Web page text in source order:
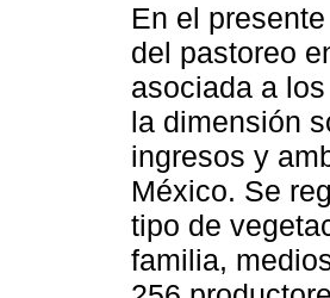
En el
del pastoreo
asociada a
la dimensión
ingresos y
México. Se
tipo de
familia,